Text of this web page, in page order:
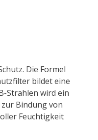
Die Formel
bildet eine
Strahlen wird ein
Bindung von
Feuchtigkeit